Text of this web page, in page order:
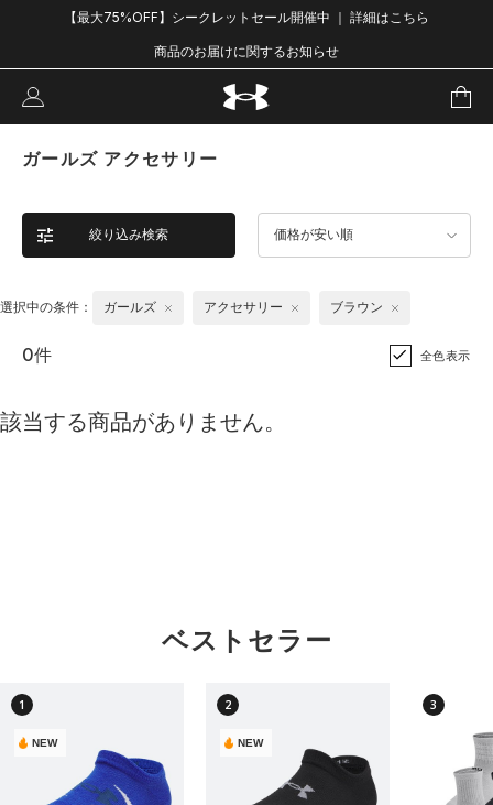
【最大75%OFF】シークレットセール開催中 ｜ 詳細はこちら
商品のお届けに関するお知らせ
ガールズ アクセサリー
絞り込み検索 価格が安い順
選択中の条件： ガールズ アクセサリー ブラウン
0件 全色表示
該当する商品がありません。
ベストセラー
1
NEW
2
NEW
3